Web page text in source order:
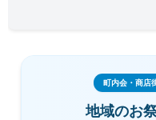
町内会・商店
地域のお